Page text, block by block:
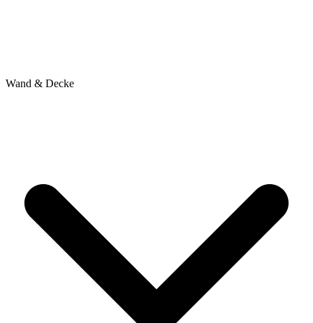
Wand & Decke